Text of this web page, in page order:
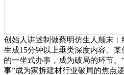
创始人讲述制做蔡明仿生人颠末
生成15分钟以上垂类深度内容。
的一坐式办事，成为破局的环节
事”成为家拆建材行业破局的焦点